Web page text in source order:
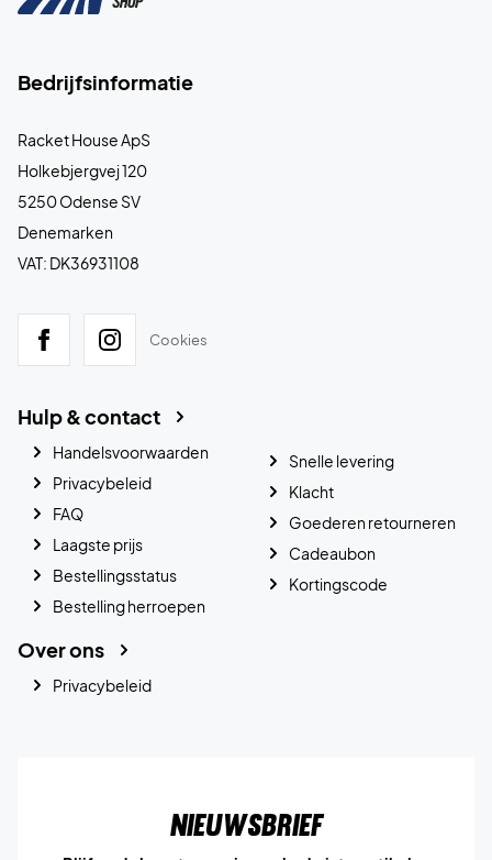
Bedrijfsinformatie
Racket House ApS
Holkebjergvej 120
5250 Odense SV
Denemarken
VAT: DK36931108
Cookies
Hulp & contact
Handelsvoorwaarden
Privacybeleid
FAQ
Laagste prijs
Bestellingsstatus
Bestelling herroepen
Snelle levering
Klacht
Goederen retourneren
Cadeaubon
Kortingscode
Over ons
Privacybeleid
Nieuwsbrief